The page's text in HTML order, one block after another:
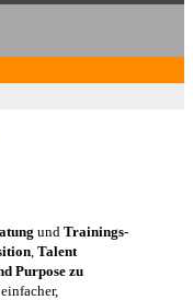
und Trainings-
Talent
Purpose zu